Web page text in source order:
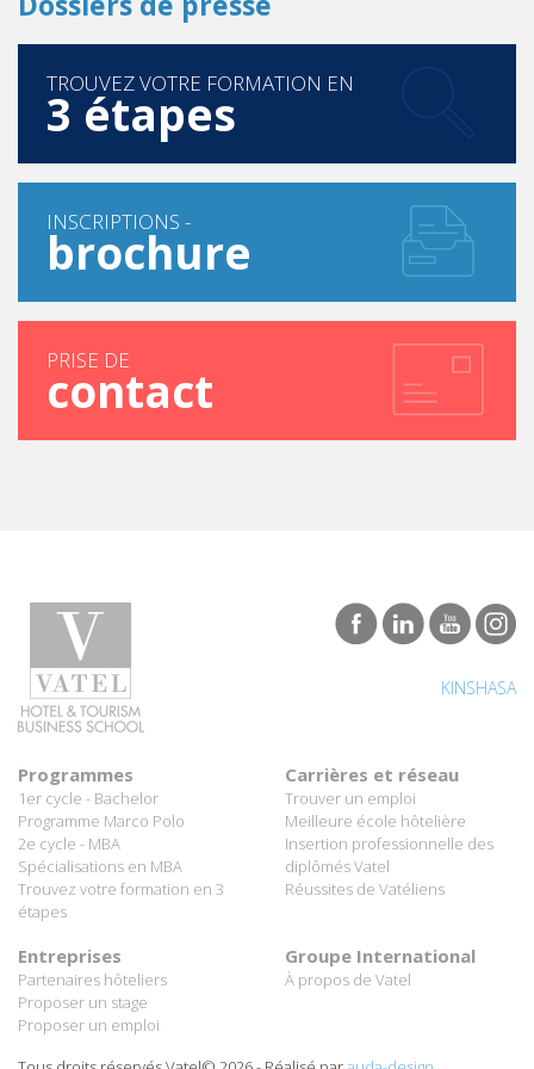
TROUVEZ VOTRE FORMATION EN
3 étapes
INSCRIPTIONS -
brochure
PRISE DE
contact
KINSHASA
Programmes
1er cycle - Bachelor
Programme Marco Polo
2e cycle - MBA
Spécialisations en MBA
Trouvez votre formation en 3
étapes
Carrières et réseau
Trouver un emploi
Meilleure école hôtelière
Insertion professionnelle des
diplômés Vatel
Réussites de Vatéliens
Entreprises
Partenaires hôteliers
Proposer un stage
Proposer un emploi
Groupe International
À propos de Vatel